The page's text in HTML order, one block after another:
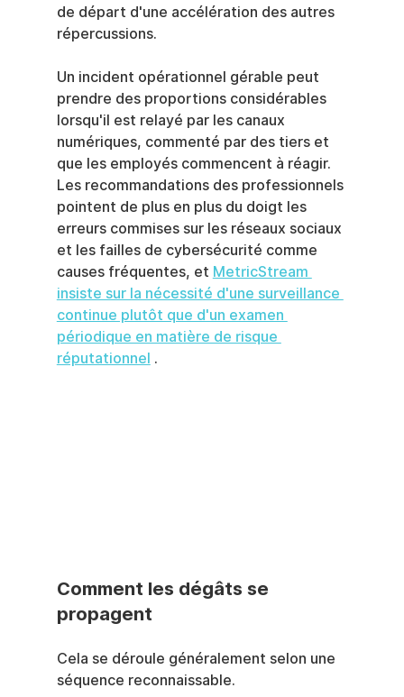
de départ d'une accélération des autres
répercussions.
Un incident opérationnel gérable peut
prendre des proportions considérables
lorsqu'il est relayé par les canaux
numériques, commenté par des tiers et
que les employés commencent à réagir.
Les recommandations des professionnels
pointent de plus en plus du doigt les
erreurs commises sur les réseaux sociaux
et les failles de cybersécurité comme
causes fréquentes, et MetricStream
insiste sur la nécessité d'une surveillance
continue plutôt que d'un examen
périodique en matière de risque
réputationnel .
Comment les dégâts se
propagent
Cela se déroule généralement selon une
séquence reconnaissable.